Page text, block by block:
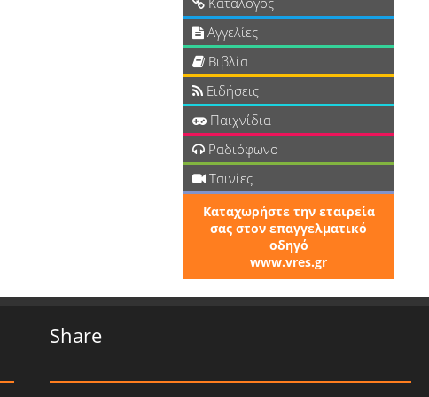
Αγγελίες
Βιβλία
Ειδήσεις
Παιχνίδια
Ραδιόφωνο
Ταινίες
Καταχωρήστε την εταιρεία
σας στον επαγγελματικό
οδηγό
www.vres.gr
Share